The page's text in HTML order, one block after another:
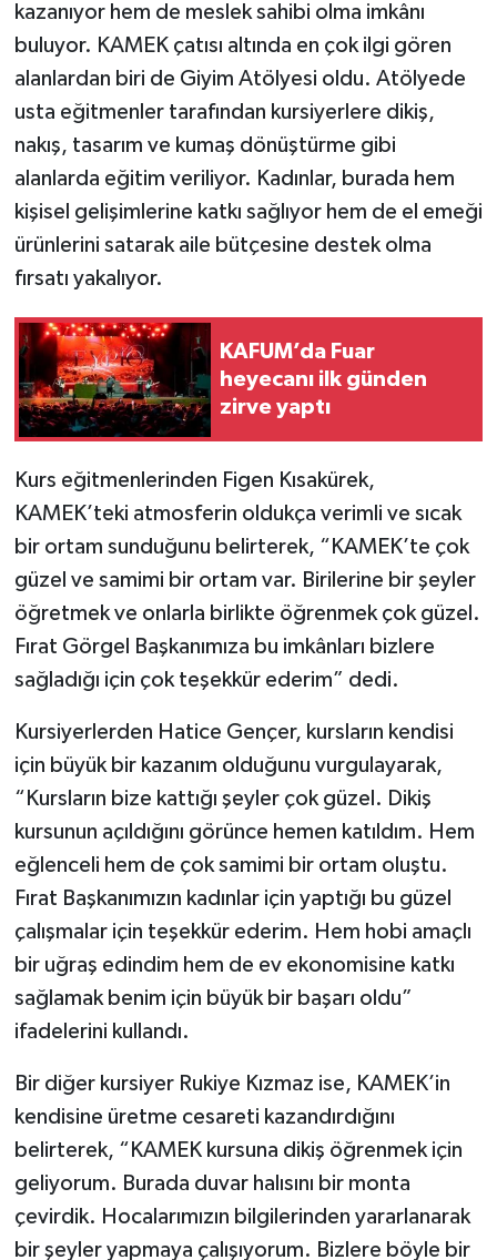
kazanıyor hem de meslek sahibi olma imkânı
buluyor. KAMEK çatısı altında en çok ilgi gören
alanlardan biri de Giyim Atölyesi oldu. Atölyede
usta eğitmenler tarafından kursiyerlere dikiş,
nakış, tasarım ve kumaş dönüştürme gibi
alanlarda eğitim veriliyor. Kadınlar, burada hem
kişisel gelişimlerine katkı sağlıyor hem de el emeği
ürünlerini satarak aile bütçesine destek olma
fırsatı yakalıyor.
KAFUM’da Fuar
heyecanı ilk günden
zirve yaptı
Kurs eğitmenlerinden Figen Kısakürek,
KAMEK’teki atmosferin oldukça verimli ve sıcak
bir ortam sunduğunu belirterek, “KAMEK’te çok
güzel ve samimi bir ortam var. Birilerine bir şeyler
öğretmek ve onlarla birlikte öğrenmek çok güzel.
Fırat Görgel Başkanımıza bu imkânları bizlere
sağladığı için çok teşekkür ederim” dedi.
Kursiyerlerden Hatice Gençer, kursların kendisi
için büyük bir kazanım olduğunu vurgulayarak,
“Kursların bize kattığı şeyler çok güzel. Dikiş
kursunun açıldığını görünce hemen katıldım. Hem
eğlenceli hem de çok samimi bir ortam oluştu.
Fırat Başkanımızın kadınlar için yaptığı bu güzel
çalışmalar için teşekkür ederim. Hem hobi amaçlı
bir uğraş edindim hem de ev ekonomisine katkı
sağlamak benim için büyük bir başarı oldu”
ifadelerini kullandı.
Bir diğer kursiyer Rukiye Kızmaz ise, KAMEK’in
kendisine üretme cesareti kazandırdığını
belirterek, “KAMEK kursuna dikiş öğrenmek için
geliyorum. Burada duvar halısını bir monta
çevirdik. Hocalarımızın bilgilerinden yararlanarak
bir şeyler yapmaya çalışıyorum. Bizlere böyle bir